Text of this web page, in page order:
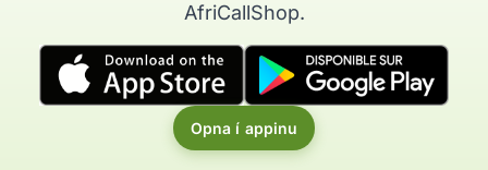
AfriCallShop.
Opna í appinu